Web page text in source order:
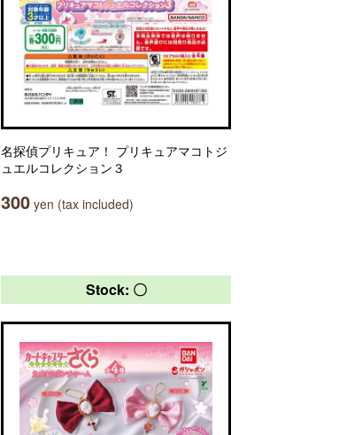
名探偵プリキュア！ プリキュアマコトジ
ュエルコレクション３
300 yen (tax included)
Stock: 〇